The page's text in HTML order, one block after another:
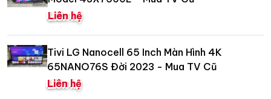
Liên hệ
Tivi LG Nanocell 65 Inch Màn Hình 4K
65NANO76S Đời 2023 - Mua TV Cũ
Liên hệ